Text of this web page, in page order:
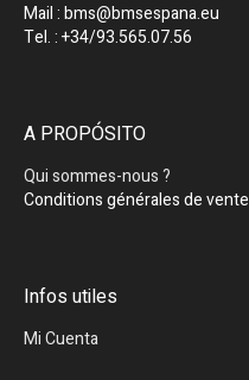
Mail : bms@bmsespana.eu
Tel. : +34/93.565.07.56
A PROPÓSITO
Qui sommes-nous ?
Conditions générales de vente
Infos utiles
Mi Cuenta